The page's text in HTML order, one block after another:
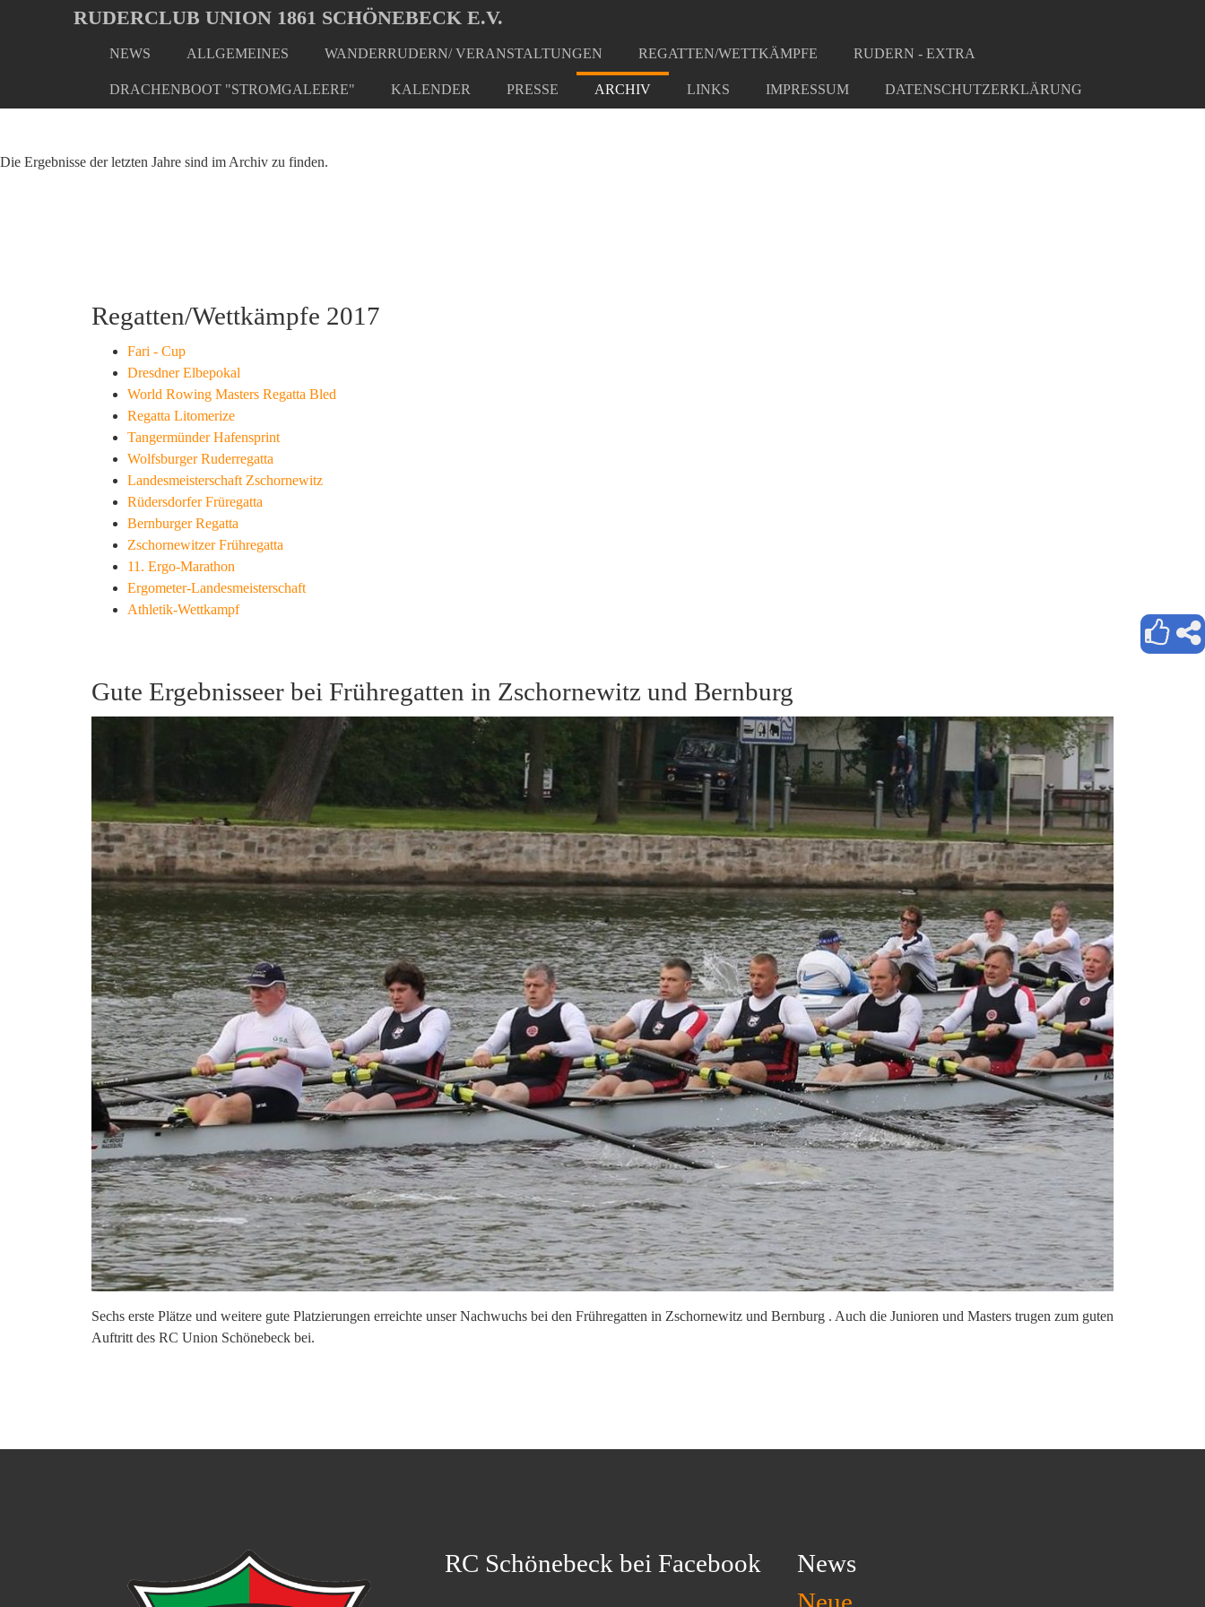
Oops, an error occurred! Code: 20260807010545e0ff73df
main
RUDERCLUB UNION 1861 SCHÖNEBECK E.V.
NEWS ALLGEMEINES WANDERRUDERN/ VERANSTALTUNGEN REGATTEN/WETTKÄMPFE RUDERN - EXTRA
DRACHENBOOT "STROMGALEERE" KALENDER PRESSE ARCHIV LINKS IMPRESSUM DATENSCHUTZERKLÄRUNG
here:
Die Ergebnisse der letzten Jahre sind im Archiv zu finden.
Regatten/Wettkämpfe 2017
Fari - Cup
Dresdner Elbepokal
World Rowing Masters Regatta Bled
Regatta Litomerize
Tangermünder Hafensprint
Wolfsburger Ruderregatta
Landesmeisterschaft Zschornewitz
Rüdersdorfer Früregatta
Bernburger Regatta
Zschornewitzer Frühregatta
11. Ergo-Marathon
Ergometer-Landesmeisterschaft
Athletik-Wettkampf
Gute Ergebnisseer bei Frühregatten in Zschornewitz und Bernburg
Sechs erste Plätze und weitere gute Platzierungen erreichte unser Nachwuchs bei den Frühregatten in Zschornewitz und Bernburg . Auch die Junioren und Masters trugen zum guten
Auftritt des RC Union Schönebeck bei.
RC Schönebeck bei Facebook
News